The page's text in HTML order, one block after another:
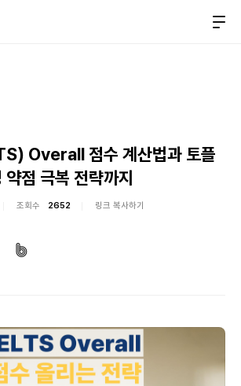
Overall 점수 계산법과 토플
점 극복 전략까지
조회수 2652 링크 복사하기